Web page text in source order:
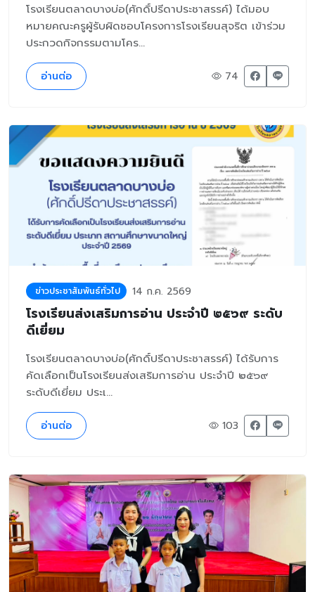
โรงเรียนตลาดบางบ่อ(ศักดิ์ปรีดาประชาสรรค์) ได้มอบ
หมายคณะครูผู้รับผิดชอบโครงการโรงเรียนสุจริต เข้าร่วม
ประกวดกิจกรรมตามโคร...
อ่านต่อ 74
ข่าวประชาสัมพันธ์ทั่วไป 14 ก.ค. 2569
โรงเรียนส่งเสริมการอ่าน ประจำปี ๒๕๖๙ ระดับ
ดีเยี่ยม
โรงเรียนตลาดบางบ่อ(ศักดิ์ปรีดาประชาสรรค์) ได้รับการ
คัดเลือกเป็นโรงเรียนส่งเสริมการอ่าน ประจำปี ๒๕๖๙
ระดับดีเยี่ยม ประเ...
อ่านต่อ 103